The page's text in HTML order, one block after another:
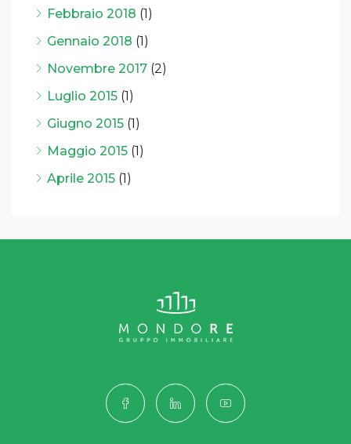
Febbraio 2018 (1)
Gennaio 2018 (1)
Novembre 2017 (2)
Luglio 2015 (1)
Giugno 2015 (1)
Maggio 2015 (1)
Aprile 2015 (1)